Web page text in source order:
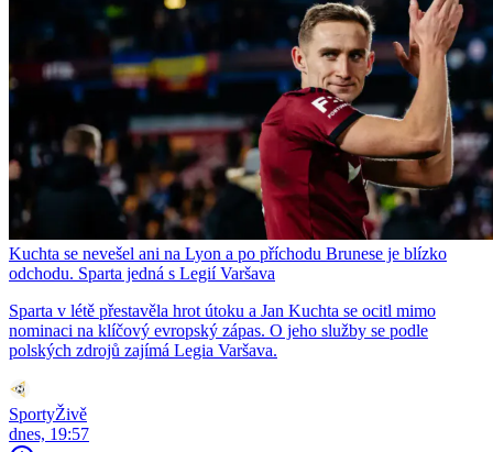
Kuchta se nevešel ani na Lyon a po příchodu Brunese je blízko
odchodu. Sparta jedná s Legií Varšava
Sparta v létě přestavěla hrot útoku a Jan Kuchta se ocitl mimo
nominaci na klíčový evropský zápas. O jeho služby se podle
polských zdrojů zajímá Legia Varšava.
SportyŽivě
dnes, 19:57